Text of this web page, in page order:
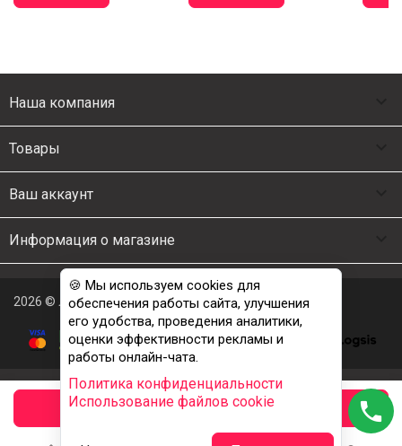
Наша компания
Товары
Ваш аккаунт
Информация о магазине
2026 © Люкс Постель
🍪 Мы используем cookies для
обеспечения работы сайта, улучшения
его удобства, проведения аналитики,
оценки эффективности рекламы и
работы онлайн-чата.
Политика конфиденциальности
Использование файлов cookie
phone
заказать